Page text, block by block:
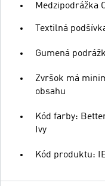
Medzipodrážka
Textilná
Gumená
Zvršok má
obsahu
Kód farby:
Ivy
Kód produktu: